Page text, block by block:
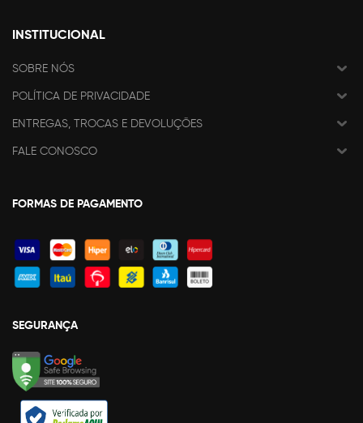
INSTITUCIONAL
SOBRE NÓS
POLÍTICA DE PRIVACIDADE
ENTREGAS, TROCAS E DEVOLUÇÕES
FALE CONOSCO
FORMAS DE PAGAMENTO
SEGURANÇA